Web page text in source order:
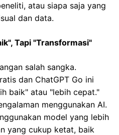
atau siapa saja yang
dan data.
Tapi "Transformasi"
salah sangka.
dan ChatGPT Go ini
baik" atau "lebih cepat."
menggunakan AI.
model yang lebih
yang cukup ketat, baik